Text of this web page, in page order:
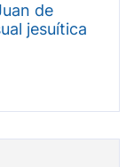
de
jesuítica